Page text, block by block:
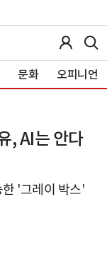
문화 오피니언
, AI는 안다
한 '그레이 박스'